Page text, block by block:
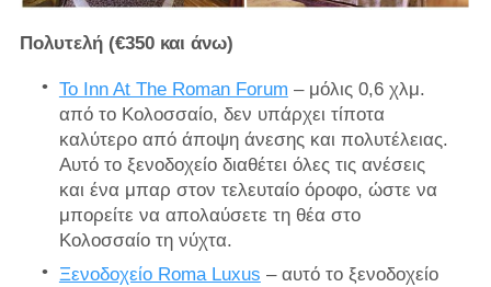
Πολυτελή (€350 και άνω)
Το Inn At The Roman Forum – μόλις 0,6 χλμ.
από το Κολοσσαίο, δεν υπάρχει τίποτα
καλύτερο από άποψη άνεσης και πολυτέλειας.
Αυτό το ξενοδοχείο διαθέτει όλες τις ανέσεις
και ένα μπαρ στον τελευταίο όροφο, ώστε να
μπορείτε να απολαύσετε τη θέα στο
Κολοσσαίο τη νύχτα.
Ξενοδοχείο Roma Luxus – αυτό το ξενοδοχείο